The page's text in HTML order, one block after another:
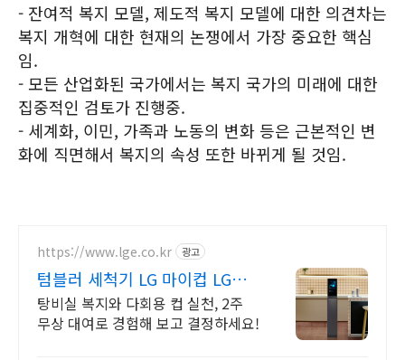
- 잔여적 복지 모델, 제도적 복지 모델에 대한 의견차는
복지 개혁에 대한 현재의 논쟁에서 가장 중요한 핵심
임.
- 모든 산업화된 국가에서는 복지 국가의 미래에 대한
집중적인 검토가 진행중.
- 세계화, 이민, 가족과 노동의 변화 등은 근본적인 변
화에 직면해서 복지의 속성 또한 바뀌게 될 것임.
https://www.lge.co.kr 광고
텀블러 세척기 LG 마이컵 LG마
이컵 무상대여신청
탕비실 복지와 다회용 컵 실천, 2주
무상 대여로 경험해 보고 결정하세요!